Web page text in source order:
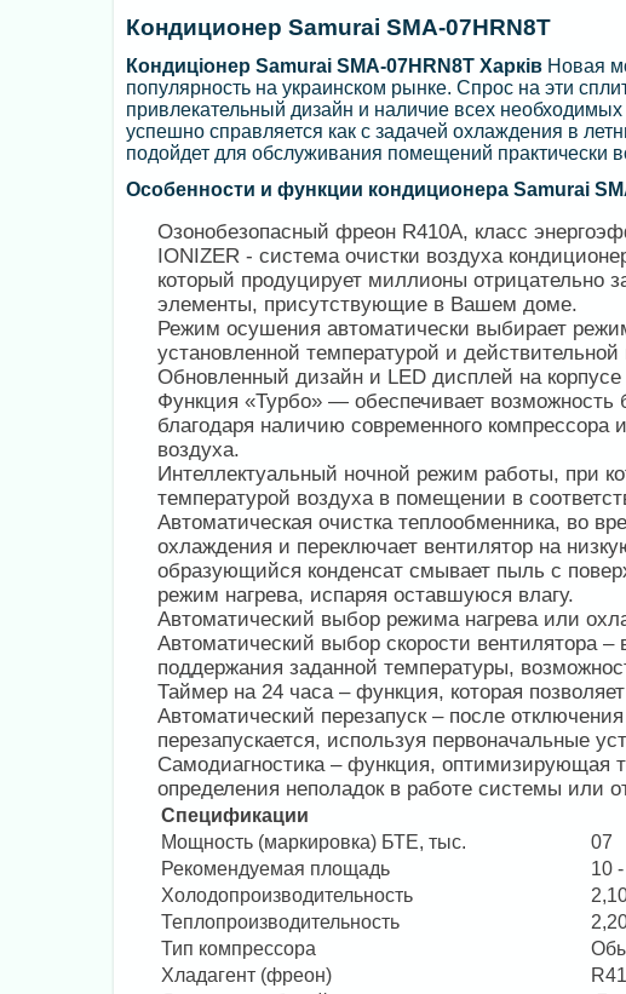
Кондиционер Samurai SMA-07HRN8T
Кондиціонер Samurai SMA-07HRN8T Харків Новая
популярность на украинском рынке. Спрос на эти
привлекательный дизайн и наличие всех
успешно справляется как с задачей охлаждения в
подойдет для обслуживания помещений практически
Особенности и функции кондиционера Samurai
Озонобезопасный фреон R410A, класс
IONIZER - система очистки воздуха
который продуцирует миллионы отрицательно
элементы, присутствующие в Вашем доме.
Режим осушения автоматически выбирает
установленной температурой и
Обновленный дизайн и LED дисплей на корпусе
Функция «Турбо» — обеспечивает
благодаря наличию современного
воздуха.
Интеллектуальный ночной режим работы, при
температурой воздуха в помещении в
Автоматическая очистка теплообменника, во
охлаждения и переключает вентилятор на
образующийся конденсат смывает пыль с
режим нагрева, испаряя оставшуюся влагу.
Автоматический выбор режима нагрева или
Автоматический выбор скорости вентилятора
поддержания заданной температуры,
Таймер на 24 часа – функция, которая
Автоматический перезапуск – после
перезапускается, используя первоначальные
Самодиагностика – функция, оптимизирующая
определения неполадок в работе системы или
Спецификации
Мощность (маркировка) БТЕ, тыс.
07
Рекомендуемая площадь
10
Холодопроизводительность
Теплопроизводительность
Тип компрессора
Хладагент (фреон)